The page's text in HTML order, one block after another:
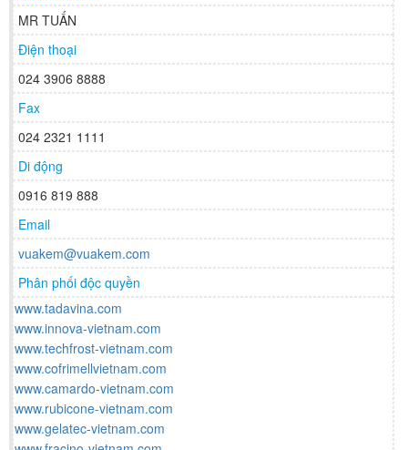
MR TUẤN
Điện thoại
024 3906 8888
Fax
024 2321 1111
Di động
0916 819 888
Email
vuakem@vuakem.com
Phân phối độc quyền
www.tadavina.com
www.innova-vietnam.com
www.techfrost-vietnam.com
www.cofrimellvietnam.com
www.camardo-vietnam.com
www.rubicone-vietnam.com
www.gelatec-vietnam.com